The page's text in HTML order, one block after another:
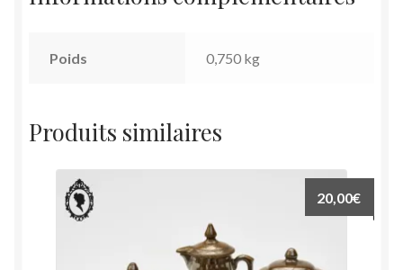
Poids 0,750 kg
Produits similaires
20,00€